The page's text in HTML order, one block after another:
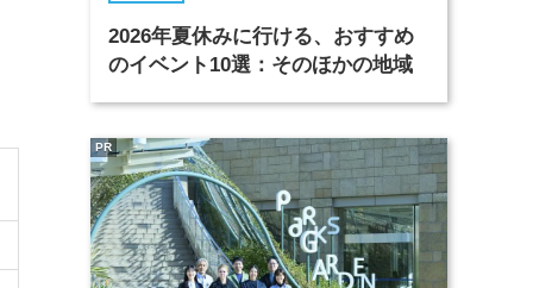
2026年夏休みに行ける、おすすめ
のイベント10選：そのほかの地域
PR